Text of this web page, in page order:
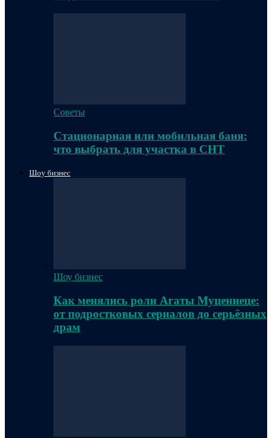
Советы
Стационарная или мобильная баня:
что выбрать для участка в СНТ
Шоу бизнес
Шоу бизнес
Как менялись роли Агаты Муцениеце:
от подростковых сериалов до серьёзных
драм